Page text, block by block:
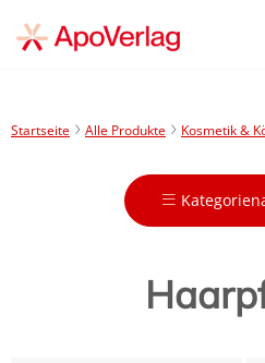
Startseite Alle Produkte Kosmetik &